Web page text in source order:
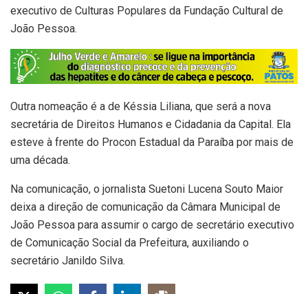
executivo de Culturas Populares da Fundação Cultural de
João Pessoa.
Outra nomeação é a de Késsia Liliana, que será a nova
secretária de Direitos Humanos e Cidadania da Capital. Ela
esteve à frente do Procon Estadual da Paraíba por mais de
uma década.
Na comunicação, o jornalista Suetoni Lucena Souto Maior
deixa a direção de comunicação da Câmara Municipal de
João Pessoa para assumir o cargo de secretário executivo
de Comunicação Social da Prefeitura, auxiliando o
secretário Janildo Silva.